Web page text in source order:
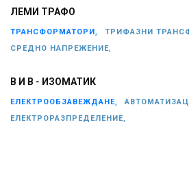
ЛЕМИ ТРАФО
ТРАНСФОРМАТОРИ,
ТРИФАЗНИ
СРЕДНО НАПРЕЖЕНИЕ,
В И В - ИЗОМАТИК
ЕЛЕКТРООБЗАВЕЖДАНЕ,
ЕЛЕКТРОРАЗПРЕДЕЛЕНИЕ,